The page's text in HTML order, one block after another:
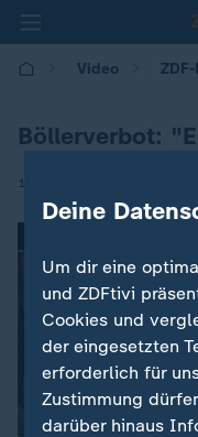
Video
Böllerverbot:
10.12.2025 | 05:30
Deine
Um dir eine
und ZDFtivi
Cookies und
der eingesetzten
erforderlich für
Zustimmung
darüber hinaus